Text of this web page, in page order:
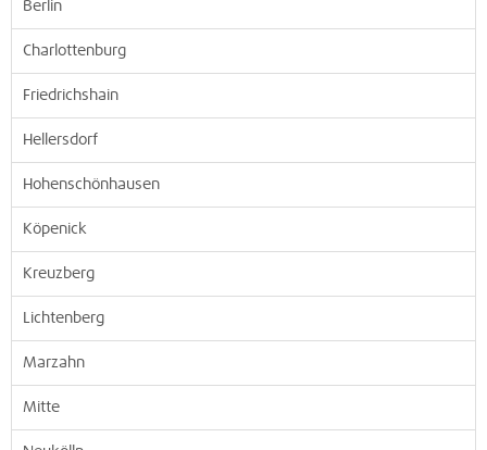
Berlin
Charlottenburg
Friedrichshain
Hellersdorf
Hohenschönhausen
Köpenick
Kreuzberg
Lichtenberg
Marzahn
Mitte